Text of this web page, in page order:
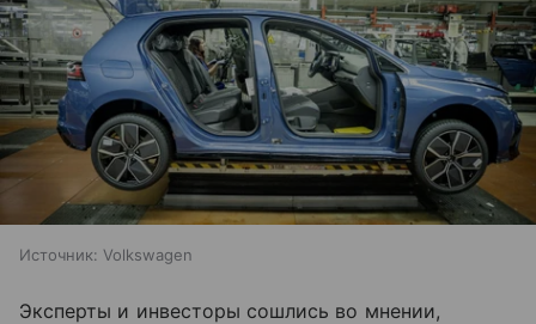
Источник: Volkswagen
Эксперты и инвесторы сошлись во мнении,